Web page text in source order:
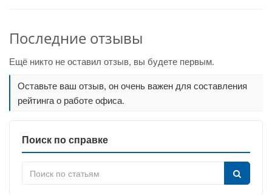
Последние отзывы
Ещё никто не оставил отзыв, вы будете первым.
Оставьте ваш отзыв, он очень важен для составления
рейтинга о работе офиса.
Поиск по справке